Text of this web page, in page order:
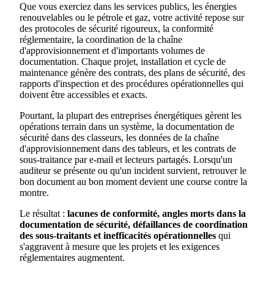
Que vous exerciez dans les services publics, les énergies
renouvelables ou le pétrole et gaz, votre activité repose sur
des protocoles de sécurité rigoureux, la conformité
réglementaire, la coordination de la chaîne
d'approvisionnement et d'importants volumes de
documentation. Chaque projet, installation et cycle de
maintenance génère des contrats, des plans de sécurité, des
rapports d'inspection et des procédures opérationnelles qui
doivent être accessibles et exacts.
Pourtant, la plupart des entreprises énergétiques gèrent les
opérations terrain dans un système, la documentation de
sécurité dans des classeurs, les données de la chaîne
d'approvisionnement dans des tableurs, et les contrats de
sous-traitance par e-mail et lecteurs partagés. Lorsqu'un
auditeur se présente ou qu'un incident survient, retrouver le
bon document au bon moment devient une course contre la
montre.
Le résultat : lacunes de conformité, angles morts dans la
documentation de sécurité, défaillances de coordination
des sous-traitants et inefficacités opérationnelles qui
s'aggravent à mesure que les projets et les exigences
réglementaires augmentent.